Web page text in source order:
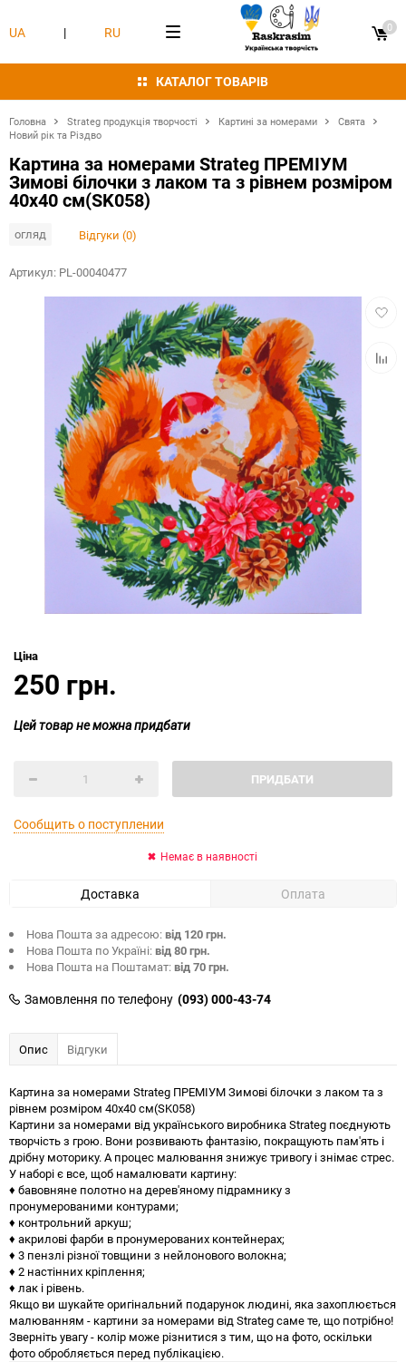
КАТАЛОГ ТОВАРІВ
UA | RU 0
Головна Strateg продукція творчості Картині за номерами
Свята
Новий рік та Різдво
Картина за номерами Strateg ПРЕМІУМ
Зимові білочки з лаком та з рівнем розміром
40х40 см(SK058)
огляд Відгуки (0)
Артикул: PL-00040477
Ціна
250 грн.
Цей товар не можна придбати
ПРИДБАТИ
Сообщить о поступлении
Немає в наявності
Доставка Оплата
Нова Пошта за адресою:від 120 грн.
Нова Пошта по Україні:від 80 грн.
Нова Пошта на Поштамат:від 70 грн.
Замовлення по телефону (093) 000-43-74
Опис Відгуки
Картина за номерами Strateg ПРЕМІУМ Зимові білочки з лаком та з
рівнем розміром 40х40 см(SK058)
Картини за номерами від українського виробника Strateg поєднують
творчість з грою. Вони розвивають фантазію, покращують пам'ять і
дрібну моторику. А процес малювання знижує тривогу і знімає стрес.
У наборі є все, щоб намалювати картину:
♦ бавовняне полотно на дерев'яному підрамнику з
пронумерованими контурами;
♦ контрольний аркуш;
♦ акрилові фарби в пронумерованих контейнерах;
♦ 3 пензлі різної товщини з нейлонового волокна;
♦ 2 настінних кріплення;
♦ лак і рівень.
Якщо ви шукайте оригінальний подарунок людині, яка захоплюється
малюванням - картини за номерами від Strateg саме те, що потрібно!
Зверніть увагу - колір може різнитися з тим, що на фото, оскільки
фото обробляється перед публікацією.